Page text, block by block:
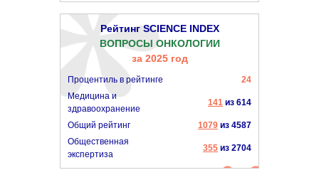
Рейтинг SCIENCE INDEX
ВОПРОСЫ ОНКОЛОГИИ
за 2025 год
Процентиль в рейтинге
24
Медицина и
здравоохранение
141 из 614
Общий рейтинг 1079из 4587
Общественная
экспертиза
355из 2704